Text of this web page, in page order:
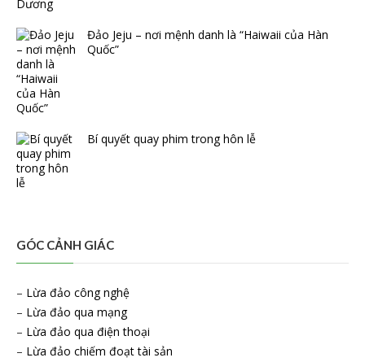
Đảo Jeju – nơi mệnh danh là “Haiwaii của Hàn
Quốc”
Bí quyết quay phim trong hôn lễ
GÓC CẢNH GIÁC
– Lừa đảo công nghệ
– Lừa đảo qua mạng
– Lừa đảo qua điện thoại
– Lừa đảo chiếm đoạt tài sản